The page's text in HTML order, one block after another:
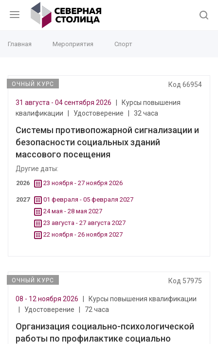
Главная Мероприятия Спорт
ОЧНЫЙ КУРС Код 66954
31 августа - 04 сентября 2026
Курсы повышения
квалификации
Удостоверение 32 часа
Системы противопожарной сигнализации и
безопасности социальных зданий
массового посещения
Другие даты:
2026 23 ноября - 27 ноября 2026
2027
01 февраля - 05 февраля 2027
24 мая - 28 мая 2027
23 августа - 27 августа 2027
22 ноября - 26 ноября 2027
ОЧНЫЙ КУРС Код 57975
08 - 12 ноября 2026
Курсы повышения квалификации
Удостоверение 72 часа
Организация социально-психологической
работы по профилактике социально